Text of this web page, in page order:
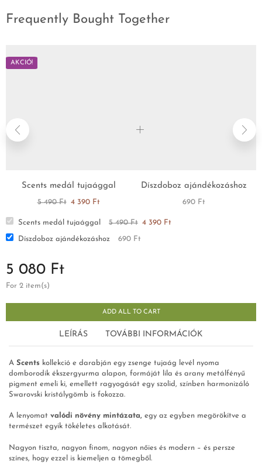
Frequently Bought Together
AKCIÓ!
Scents medál tujaággal
5 490Ft 4 390 Ft
Díszdoboz ajándékozáshoz
690 Ft
Scents medál tujaággal 5 490Ft 4 390 Ft
Díszdoboz ajándékozáshoz 690 Ft
5 080 Ft
For 2 item(s)
ADD ALL TO CART
LEÍRÁS TOVÁBBI INFORMÁCIÓK
A Scents kollekció e darabján egy zsenge tujaág levél nyoma
domborodik ékszergyurma alapon, formáját lila és arany metálfényű
pigment emeli ki, emellett ragyogását egy szolid, színben harmonizáló
Swarovski kristálygömb is fokozza.
A lenyomat valódi növény mintázata, egy az egyben megörökítve a
természet egyik tökéletes alkotását.
Nagyon tiszta, nagyon finom, nagyon nőies és modern – és persze
színes, hogy ezzel is kiemeljen a tömegből.